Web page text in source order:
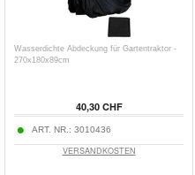
Wasserdichte Abdeckung für Gartentraktor -
270x180x89cm
40,30 CHF
ART. NR.: 3010436
VERSANDKOSTEN